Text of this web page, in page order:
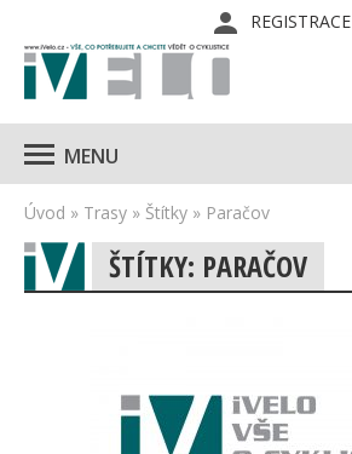
REGISTRACE
MENU
Úvod » Trasy » Štítky » Paračov
ŠTÍTKY: PARAČOV